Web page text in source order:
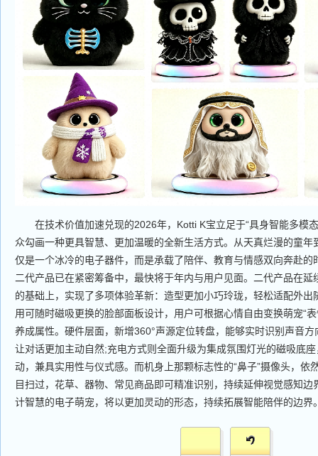
在技术价值加速兑现的2026年，Kotti K宝立足于“具身智能多模
众勾画一种更具智慧、更加温暖的全新生活方式。从天真烂漫的童年
仅是一个冰冷的电子器件，而是承载了陪伴、教育与情感双向奔赴的
二代产品已在紧密筹备中，最快将于年内与用户见面。二代产品在延
的基础上，实现了多项体验革新：造型更加小巧玲珑，轻松适配外出
用可随时磁吸更换的脸部面板设计，用户可根据心情自由变换萌宠“
养成属性。硬件层面，新增360°声源定位转盘，能够实时识别声音
让对话更加主动自然;充电方式则全面升级为集成氛围灯光的磁吸底
动，兼具实用性与仪式感。而机身上那颗标志性的“鼻子”摄像头，依
目扫过，花草、器物、常见商品即可精准识别，持续延伸视觉感知边
计智慧的电子萌宠，将以更加灵动的形态，持续拓展智能陪伴的边界